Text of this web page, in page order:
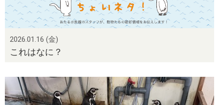
2026.01.16 (金)
これはなに？